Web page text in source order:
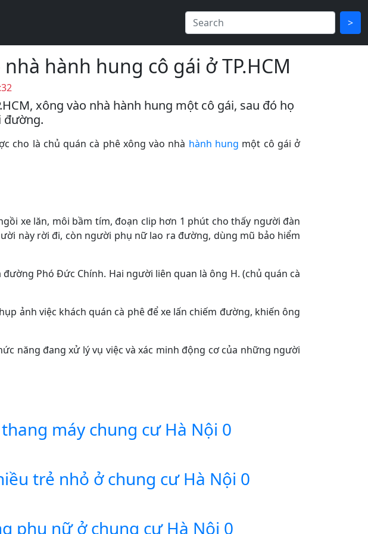
>
hành hung cô gái ở TP.HCM
xông vào nhà hành hung một cô gái, sau đó họ
đường.
cho là chủ quán cà phê xông vào nhà hành hung một cô gái ở
xe lăn, môi bầm tím, đoạn clip hơn 1 phút cho thấy người đàn
này rời đi, còn người phụ nữ lao ra đường, dùng mũ bảo hiểm
Phó Đức Chính. Hai người liên quan là ông H. (chủ quán cà
ảnh việc khách quán cà phê để xe lấn chiếm đường, khiến ông
năng đang xử lý vụ việc và xác minh động cơ của những người
máy chung cư Hà Nội 0
trẻ nhỏ ở chung cư Hà Nội 0
phụ nữ ở chung cư Hà Nội 0